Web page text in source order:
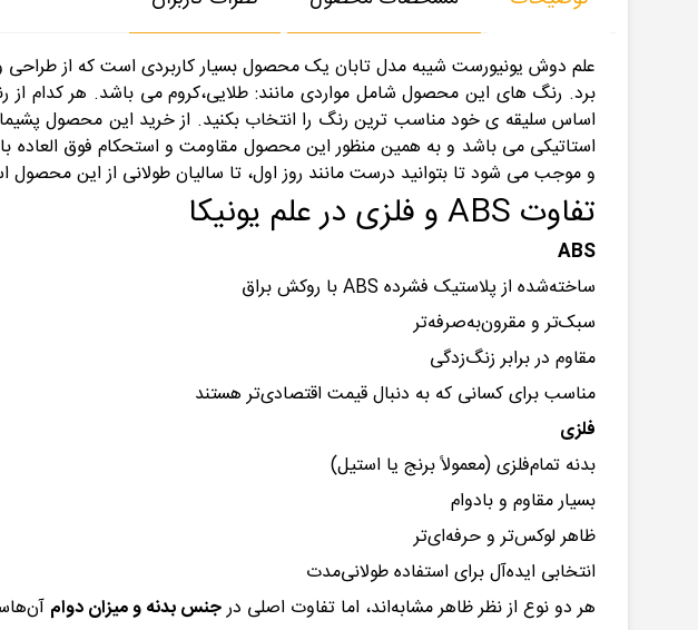
برد. رنگ های این محصول شامل مواردی مانند: طلایی،کروم می باشد. هر کدام
اساس سلیقه ی خود مناسب ترین رنگ را انتخاب بکنید. از خرید این محصول
استاتیکی می باشد و به همین منظور این محصول مقاومت و استحکام فوق العاده
و موجب می شود تا بتوانید درست مانند روز اول، تا سالیان طولانی از این محصول
تفاوت ABS و فلزی در علم یونیکا
ABS
ساخته‌شده از پلاستیک فشرده ABS با روکش براق
سبک‌تر و مقرون‌به‌صرفه‌تر
مقاوم در برابر زنگ‌زدگی
مناسب برای کسانی که به دنبال قیمت اقتصادی‌تر هستند
فلزی
بدنه تمام‌فلزی (معمولاً برنج یا استیل)
بسیار مقاوم و بادوام
ظاهر لوکس‌تر و حرفه‌ای‌تر
انتخابی ایده‌آل برای استفاده طولانی‌مدت
هر دو نوع از نظر ظاهر مشابه‌اند، اما تفاوت اصلی درجنس بدنه و میزان دوام